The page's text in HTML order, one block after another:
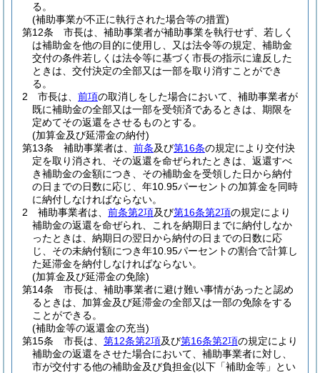
る。
(補助事業が不正に執行された場合等の措置)
第12条
市長は、補助事業者が補助事業を執行せず、若しく
は補助金を他の目的に使用し、又は法令等の規定、補助金
交付の条件若しくは法令等に基づく市長の指示に違反した
ときは、交付決定の全部又は一部を取り消すことができ
る。
2
市長は、 前項の取消しをした場合において、補助事業者が
既に補助金の全部又は一部を受領済であるときは、期限を
定めてその返還をさせるものとする。
(加算金及び延滞金の納付)
第13条
補助事業者は、 前条及び第16条の規定により交付決
定を取り消され、その返還を命ぜられたときは、返還すべ
き補助金の金額につき、その補助金を受領した日から納付
の日までの日数に応じ、年10.95パーセントの加算金を同時
に納付しなければならない。
2
補助事業者は、 前条第2項及び第16条第2項の規定により
補助金の返還を命ぜられ、これを納期日までに納付しなか
ったときは、納期日の翌日から納付の日までの日数に応
じ、その未納付額につき年10.95パーセントの割合で計算し
た延滞金を納付しなければならない。
(加算金及び延滞金の免除)
第14条
市長は、補助事業者に避け難い事情があったと認め
るときは、加算金及び延滞金の全部又は一部の免除をする
ことができる。
(補助金等の返還金の充当)
第15条
市長は、 第12条第2項及び第16条第2項の規定により
補助金の返還をさせた場合において、補助事業者に対し、
市が交付する他の補助金及び負担金(以下「補助金等」とい